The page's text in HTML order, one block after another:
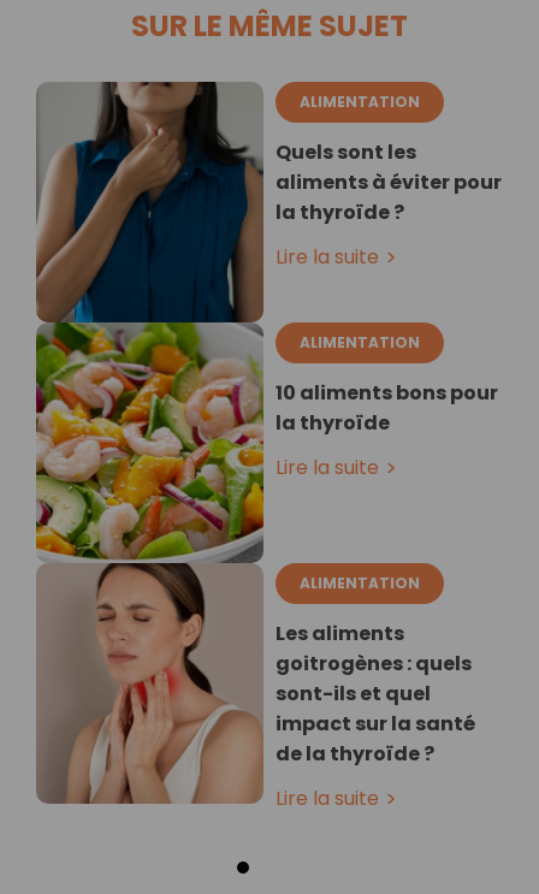
SUR LE MÊME SUJET
ALIMENTATION
Quels sont les
aliments à éviter pour
la thyroïde ?
Lire la suite
ALIMENTATION
10 aliments bons pour
la thyroïde
Lire la suite
ALIMENTATION
Les aliments
goitrogènes : quels
sont-ils et quel
impact sur la santé
de la thyroïde ?
Lire la suite